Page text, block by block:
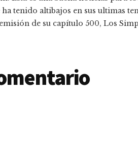
tenido altibajos en sus ultimas
de su capítulo 500, Los